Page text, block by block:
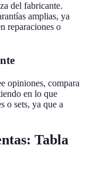
del fabricante.
amplias, ya
reparaciones o
opiniones, compara
en lo que
o sets, ya que a
Tabla